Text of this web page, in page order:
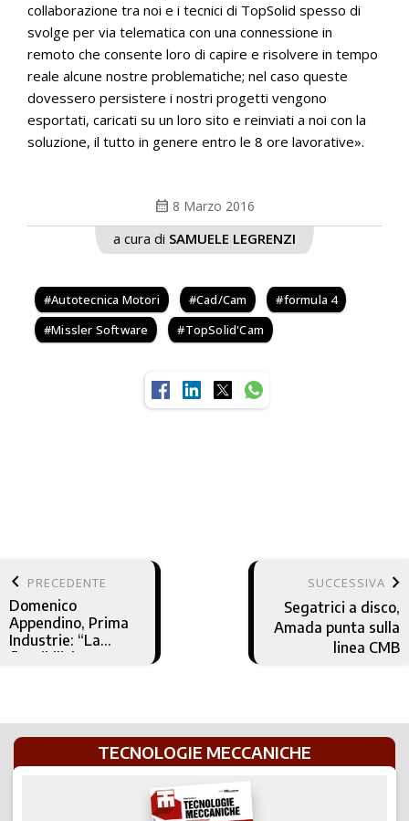
collaborazione tra noi e i tecnici di TopSolid spesso di
svolge per via telematica con una connessione in
remoto che consente loro di capire e risolvere in tempo
reale alcune nostre problematiche; nel caso queste
dovessero persistere i nostri progetti vengono
esportati, caricati su un loro sito e reinviati a noi con la
soluzione, il tutto in genere entro le 8 ore lavorative».
calendar_month 8 Marzo 2016
a cura di SAMUELE LEGRENZI
Autotecnica Motori Cad/Cam
formula 4
Missler Software
TopSolid'Cam
keyboard_arrow_left PRECEDENTE
Domenico
Appendino, Prima
Industrie: “La
flessibilità come
SUCCESSIVA keyboard_arrow_right
Segatrici a disco,
Amada punta sulla
linea CMB
TECNOLOGIE MECCANICHE